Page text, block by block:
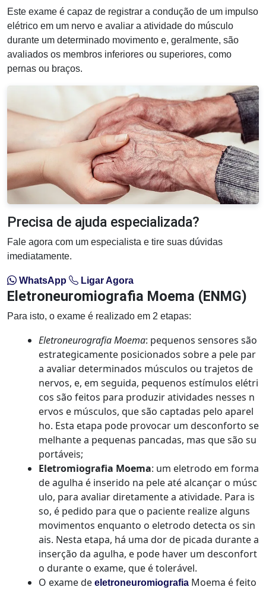
Este exame é capaz de registrar a condução de um impulso
elétrico em um nervo e avaliar a atividade do músculo
durante um determinado movimento e, geralmente, são
avaliados os membros inferiores ou superiores, como
pernas ou braços.
Precisa de ajuda especializada?
Fale agora com um especialista e tire suas dúvidas
imediatamente.
WhatsApp Ligar Agora
Eletroneuromiografia Moema (ENMG)
Para isto, o exame é realizado em 2 etapas:
Eletroneurografia Moema: pequenos sensores são
estrategicamente posicionados sobre a pele par
a avaliar determinados músculos ou trajetos de
nervos, e, em seguida, pequenos estímulos elétri
cos são feitos para produzir atividades nesses n
ervos e músculos, que são captadas pelo aparel
ho. Esta etapa pode provocar um desconforto se
melhante a pequenas pancadas, mas que são su
portáveis;
Eletromiografia Moema: um eletrodo em forma
de agulha é inserido na pele até alcançar o músc
ulo, para avaliar diretamente a atividade. Para is
so, é pedido para que o paciente realize alguns
movimentos enquanto o eletrodo detecta os sin
ais. Nesta etapa, há uma dor de picada durante a
inserção da agulha, e pode haver um desconfort
o durante o exame, que é tolerável.
O exame de eletroneuromiografia Moema é feito